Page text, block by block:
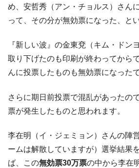
『Money1』
韓国鉄鋼最大手『
営業利益80.2％も減少
塊！
夏の甲子園、優勝校を最も多
府県とは？
Fact1 今話題の「楽天ライオンズ」
Fact1 奇跡の毛色「白毛馬」とは？
える賞金とは？
Fact1 平成仮面ライダーの意外すぎ
め、安哲秀（アン・チョルス）さん
って、その分が無効票になった、と
『新しい波』の金東兗（キム・ドン
取り下げたのも印刷が終わってから
んに投票したものも無効票になった
さらに期日前投票で混乱があったの
票が発生したものと思われます。
李在明（イ・ジェミョン）さんの陣
ームは解散していますが）選挙結果
ば、この無効票30万票の中から李在